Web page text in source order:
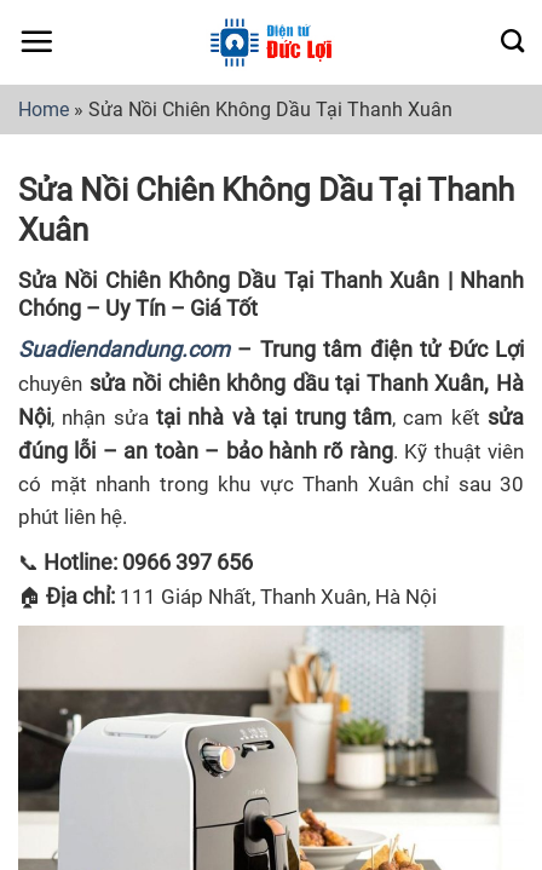
Home » Sửa Nồi Chiên Không Dầu Tại Thanh Xuân
Sửa Nồi Chiên Không Dầu Tại Thanh
Xuân
Sửa Nồi Chiên Không Dầu Tại Thanh Xuân | Nhanh
Chóng – Uy Tín – Giá Tốt
Suadiendandung.com– Trung tâm điện tử Đức Lợi
chuyên sửa nồi chiên không dầu tại Thanh Xuân, Hà
Nội, nhận sửatại nhà và tại trung tâm, cam kết sửa
đúng lỗi – an toàn – bảo hành rõ ràng. Kỹ thuật viên
có mặt nhanh trong khu vực Thanh Xuân chỉ sau 30
phút liên hệ.
📞 Hotline: 0966 397 656
🏠 Địa chỉ: 111 Giáp Nhất, Thanh Xuân, Hà Nội